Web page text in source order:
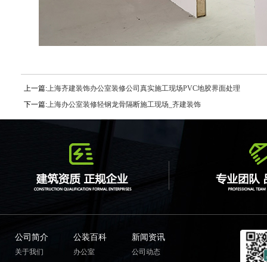
上一篇:上海齐建装饰办公室装修公司真实施工现场PVC地胶界面处理
下一篇:上海办公室装修轻钢龙骨隔断施工现场_齐建装饰
公司简介
关于我们
公装百科
办公室
新闻资讯
公司动态